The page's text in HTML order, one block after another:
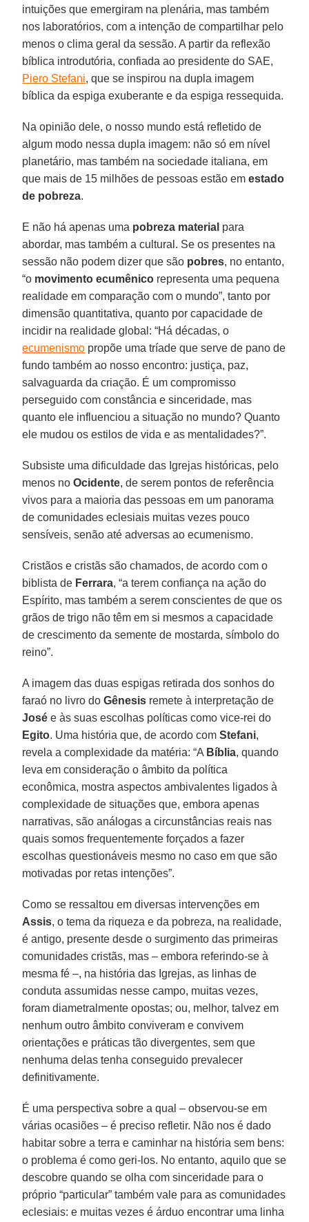
intuições que emergiram na plenária, mas também
nos laboratórios, com a intenção de compartilhar pelo
menos o clima geral da sessão. A partir da reflexão
bíblica introdutória, confiada ao presidente do SAE,
Piero Stefani, que se inspirou na dupla imagem
bíblica da espiga exuberante e da espiga ressequida.
Na opinião dele, o nosso mundo está refletido de
algum modo nessa dupla imagem: não só em nível
planetário, mas também na sociedade italiana, em
que mais de 15 milhões de pessoas estão emestado
de pobreza.
E não há apenas uma pobreza material para
abordar, mas também a cultural. Se os presentes na
sessão não podem dizer que são pobres, no entanto,
“o movimento ecumênico representa uma pequena
realidade em comparação com o mundo”, tanto por
dimensão quantitativa, quanto por capacidade de
incidir na realidade global: “Há décadas, o
ecumenismo propõe uma tríade que serve de pano de
fundo também ao nosso encontro: justiça, paz,
salvaguarda da criação. É um compromisso
perseguido com constância e sinceridade, mas
quanto ele influenciou a situação no mundo? Quanto
ele mudou os estilos de vida e as mentalidades?”.
Subsiste uma dificuldade das Igrejas históricas, pelo
menos noOcidente, de serem pontos de referência
vivos para a maioria das pessoas em um panorama
de comunidades eclesiais muitas vezes pouco
sensíveis, senão até adversas ao ecumenismo.
Cristãos e cristãs são chamados, de acordo com o
biblista de Ferrara, “a terem confiança na ação do
Espírito, mas também a serem conscientes de que os
grãos de trigo não têm em si mesmos a capacidade
de crescimento da semente de mostarda, símbolo do
reino”.
A imagem das duas espigas retirada dos sonhos do
faraó no livro doGênesis remete à interpretação de
José e às suas escolhas políticas como vice-rei do
Egito. Uma história que, de acordo comStefani,
revela a complexidade da matéria: “A Bíblia, quando
leva em consideração o âmbito da política
econômica, mostra aspectos ambivalentes ligados à
complexidade de situações que, embora apenas
narrativas, são análogas a circunstâncias reais nas
quais somos frequentemente forçados a fazer
escolhas questionáveis mesmo no caso em que são
motivadas por retas intenções”.
Como se ressaltou em diversas intervenções em
Assis, o tema da riqueza e da pobreza, na realidade,
é antigo, presente desde o surgimento das primeiras
comunidades cristãs, mas – embora referindo-se à
mesma fé –, na história das Igrejas, as linhas de
conduta assumidas nesse campo, muitas vezes,
foram diametralmente opostas; ou, melhor, talvez em
nenhum outro âmbito conviveram e convivem
orientações e práticas tão divergentes, sem que
nenhuma delas tenha conseguido prevalecer
definitivamente.
É uma perspectiva sobre a qual – observou-se em
várias ocasiões – é preciso refletir. Não nos é dado
habitar sobre a terra e caminhar na história sem bens:
o problema é como geri-los. No entanto, aquilo que se
descobre quando se olha com sinceridade para o
próprio “particular” também vale para as comunidades
eclesiais: e muitas vezes é árduo encontrar uma linha